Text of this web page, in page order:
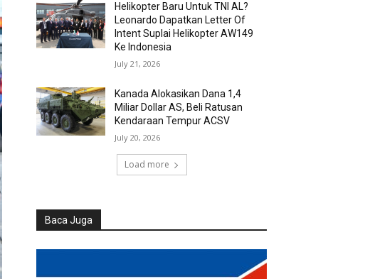
Helikopter Baru Untuk TNI AL?
Leonardo Dapatkan Letter Of
Intent Suplai Helikopter AW149
Ke Indonesia
July 21, 2026
Kanada Alokasikan Dana 1,4
Miliar Dollar AS, Beli Ratusan
Kendaraan Tempur ACSV
July 20, 2026
Load more
Baca Juga